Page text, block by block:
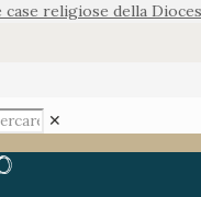
case religiose della
✕